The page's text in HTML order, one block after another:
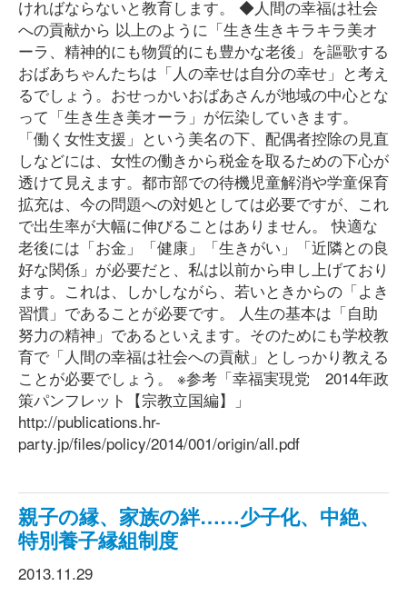
ければならないと教育します。 ◆人間の幸福は社会
への貢献から 以上のように「生き生きキラキラ美オ
ーラ、精神的にも物質的にも豊かな老後」を謳歌する
おばあちゃんたちは「人の幸せは自分の幸せ」と考え
るでしょう。おせっかいおばあさんが地域の中心とな
って「生き生き美オーラ」が伝染していきます。
「働く女性支援」という美名の下、配偶者控除の見直
しなどには、女性の働きから税金を取るための下心が
透けて見えます。都市部での待機児童解消や学童保育
拡充は、今の問題への対処としては必要ですが、これ
で出生率が大幅に伸びることはありません。 快適な
老後には「お金」「健康」「生きがい」「近隣との良
好な関係」が必要だと、私は以前から申し上げており
ます。これは、しかしながら、若いときからの「よき
習慣」であることが必要です。 人生の基本は「自助
努力の精神」であるといえます。そのためにも学校教
育で「人間の幸福は社会への貢献」としっかり教える
ことが必要でしょう。 ※参考「幸福実現党 2014年政
策パンフレット【宗教立国編】」
http://publications.hr-
party.jp/files/policy/2014/001/origin/all.pdf
親子の縁、家族の絆……少子化、中絶、
特別養子縁組制度
2013.11.29